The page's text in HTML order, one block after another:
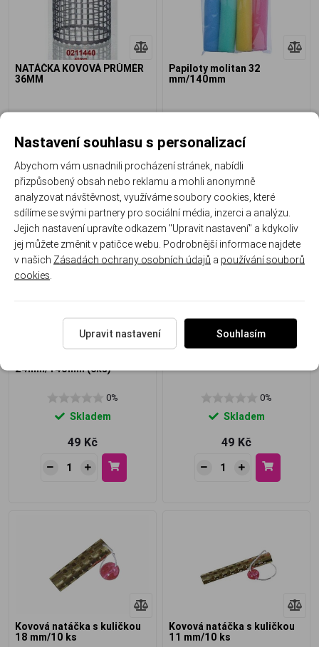
NATÁČKA KOVOVÁ PRŮMĚR
36MM
Skladem
22 Kč
Papiloty molitan 32
mm/140mm
Skladem
49 Kč
PAPILOTY střední
24mm/140mm (6ks)
0%
Skladem
49 Kč
PAPILOTY malé molitanové
0%
Skladem
49 Kč
Kovová natáčka s kuličkou
18 mm/10 ks
Kovová natáčka s kuličkou
11 mm/10 ks
Nastavení souhlasu s personalizací
Abychom vám usnadnili procházení stránek, nabídli
přizpůsobený obsah nebo reklamu a mohli anonymně
analyzovat návštěvnost, využíváme soubory cookies, které
sdílíme se svými partnery pro sociální média, inzerci a analýzu.
Jejich nastavení upravíte odkazem "Upravit nastavení" a kdykoliv
jej můžete změnit v patičce webu. Podrobnější informace najdete
v našich Zásadách ochrany osobních údajů a používání souborů
cookies
Upravit nastavení Souhlasím